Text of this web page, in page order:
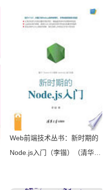
Web前端技术丛书：新时期的
Node.js入门（李锴）（清华大